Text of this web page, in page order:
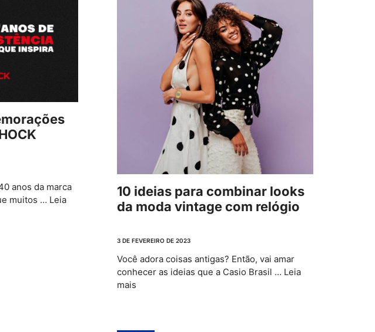
anos da marca
muitos … Leia
10 ideias para combinar looks
da moda vintage com relógio
3 DE FEVEREIRO DE 2023
Você adora coisas antigas? Então, vai amar
conhecer as ideias que a Casio Brasil … Leia
mais